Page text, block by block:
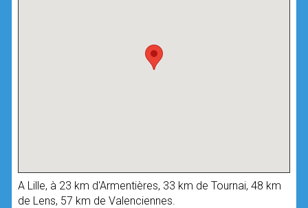
A Lille, à 23 km d'Armentières, 33 km de Tournai, 48 km
de Lens, 57 km de Valenciennes.